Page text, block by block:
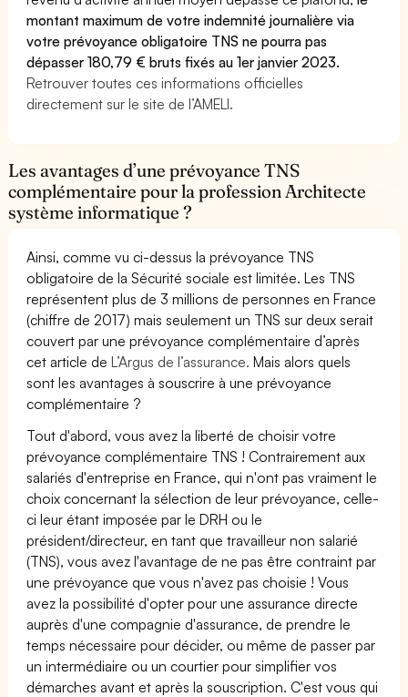
montant maximum de votre indemnité journalière via
votre prévoyance obligatoire TNS ne pourra pas
dépasser 180,79 € bruts fixés au 1er janvier 2023.
Retrouver toutes ces informations officielles
directement sur le site de l’AMELI.
Les avantages d’une prévoyance TNS
complémentaire pour la profession Architecte
système informatique ?
Ainsi, comme vu ci-dessus la prévoyance TNS
obligatoire de la Sécurité sociale est limitée. Les TNS
représentent plus de 3 millions de personnes en France
(chiffre de 2017) mais seulement un TNS sur deux serait
couvert par une prévoyance complémentaire d’après
cet article deL’Argus de l’assurance. Mais alors quels
sont les avantages à souscrire à une prévoyance
complémentaire ?
Tout d'abord, vous avez la liberté de choisir votre
prévoyance complémentaire TNS ! Contrairement aux
salariés d'entreprise en France, qui n'ont pas vraiment le
choix concernant la sélection de leur prévoyance, celle-
ci leur étant imposée par le DRH ou le
président/directeur, en tant que travailleur non salarié
(TNS), vous avez l'avantage de ne pas être contraint par
une prévoyance que vous n'avez pas choisie ! Vous
avez la possibilité d'opter pour une assurance directe
auprès d'une compagnie d'assurance, de prendre le
temps nécessaire pour décider, ou même de passer par
un intermédiaire ou un courtier pour simplifier vos
démarches avant et après la souscription. C'est vous qui